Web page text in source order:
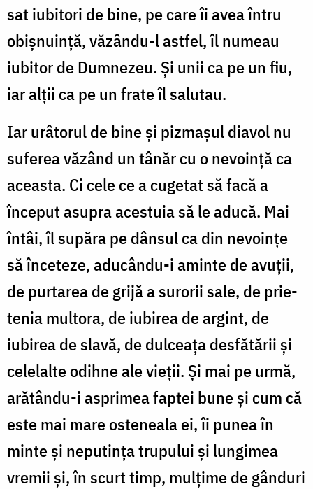
sat iubitori de bine, pe care îi avea întru
obișnuință, văzându-l astfel, îl nu­meau
iubitor de Dumnezeu. Și unii ca pe un fiu,
iar alții ca pe un frate îl salutau.
Iar urâtorul de bine și pizmașul diavol nu
suferea vă­zând un tânăr cu o nevoință ca
aceasta. Ci cele ce a cu­ge­tat să facă a
început asupra acestuia să le aducă. Mai
întâi, îl supăra pe dânsul ca din nevoințe
să în­ce­teze, aducându-i aminte de avu­ții,
de purtarea de grijă a surorii sale, de prie­
te­nia multora, de iu­birea de ar­gint, de
iubirea de slavă, de dul­ceața desfătării și
ce­le­lalte odihne ale vieții. Și mai pe urmă,
arătându-i as­pri­­mea faptei bune și cum că
este mai mare osteneala ei, îi punea în
minte și neputința trupului și lungimea
vre­mii și, în scurt timp, mulțime de gânduri